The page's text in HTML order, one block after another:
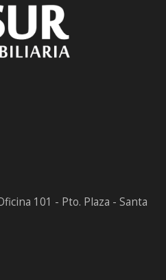
101 - Pto. Plaza - Santa